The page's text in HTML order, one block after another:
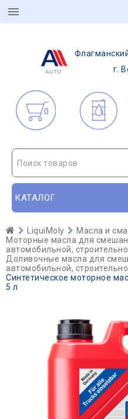
г.
0
Поиск товаров
КАТАЛОГ
LiquiMoly
Масла и
Моторные масла для
автомобильной,
Доливочные масла для
автомобильной,
Синтетическое моторное
5 л